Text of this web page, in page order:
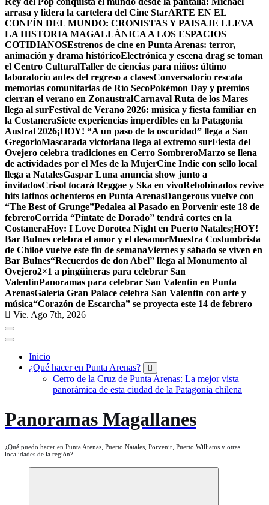
arrasa y lidera la cartelera del Cine StarARTE EN EL
CONFÍN DEL MUNDO: CRONISTAS Y PAISAJE LLEVA
LA HISTORIA MAGALLÁNICA A LOS ESPACIOS
COTIDIANOSEstrenos de cine en Punta Arenas: terror,
animación y drama históricoElectrónica y escena drag se toman
el Centro CulturalTaller de ciencias para niños: último
laboratorio antes del regreso a clasesConversatorio rescata
memorias comunitarias de Río SecoPokémon Day y premios
cierran el verano en ZonaustralCarnaval Ruta de los Mares
llega al surFestival de Verano 2026: música y fiesta familiar en
la CostaneraSiete experiencias imperdibles en la Patagonia
Austral 2026¡HOY! “A un paso de la oscuridad” llega a San
GregorioMascarada victoriana llega al extremo surFiesta del
Ovejero celebra tradiciones en Cerro SombreroMarzo se llena
de actividades por el Mes de la MujerCine Indie con sello local
llega a NatalesGaspar Luna anuncia show junto a
invitadosCrisol tocará Reggae y Ska en vivoRebobinados revive
hits latinos ochenteros en Punta ArenasDangerous vuelve con
“The Best of Grunge”Pedalea al Pasado en Porvenir este 18 de
febreroCorrida “Píntate de Dorado” tendrá cortes en la
CostaneraHoy: I Love Dorotea Night en Puerto Natales¡HOY!
Bar Bulnes celebra el amor y el desamorMuestra Costumbrista
de Chiloé vuelve este fin de semanaViernes y sábado se viven en
Bar Bulnes“Recuerdos de don Abel” llega al Monumento al
Ovejero2×1 a pingüineras para celebrar San
ValentínPanoramas para celebrar San Valentín en Punta
ArenasGalería Gran Palace celebra San Valentín con arte y
música“Corazón de Escarcha” se proyecta este 14 de febrero
Vie. Ago 7th, 2026
Inicio
¿Qué hacer en Punta Arenas?
Cerro de la Cruz de Punta Arenas: La mejor vista
panorámica de esta ciudad de la Patagonia chilena
Panoramas Magallanes
¿Qué puedo hacer en Punta Arenas, Puerto Natales, Porvenir, Puerto Williams y otras
localidades de la región?